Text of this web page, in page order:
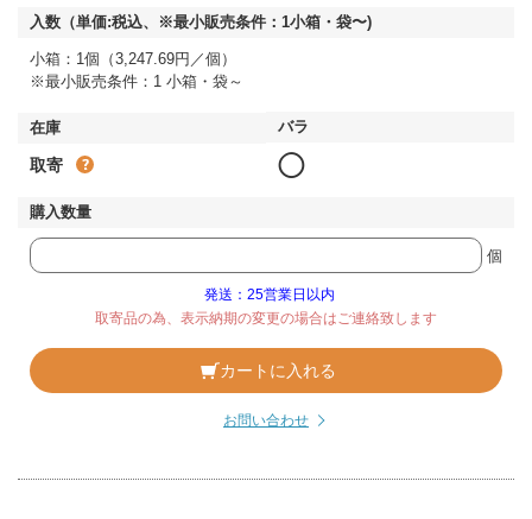
小箱：1個（3,247.69円／個）
※最小販売条件：1 小箱・袋～
取寄 ◯
個
発送：25営業日以内
取寄品の為、表示納期の変更の場合はご連絡致します
カートに入れる
お問い合わせ